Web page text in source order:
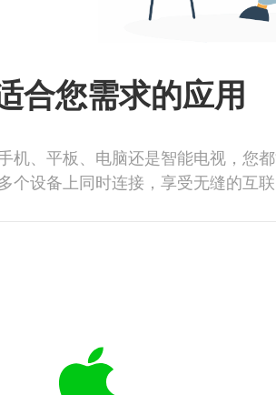
合您需求的应用
、平板、电脑还是智能电视，您都
个设备上同时连接，享受无缝的互联